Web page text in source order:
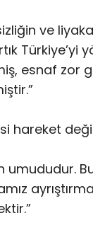
ve
Türkiye’yi
esnaf zor
hareket
umududur.